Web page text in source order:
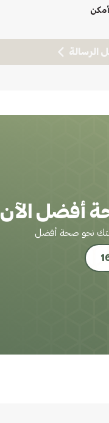
أمكن
الرسالة
أفضل الآن
نحو صحة أفضل